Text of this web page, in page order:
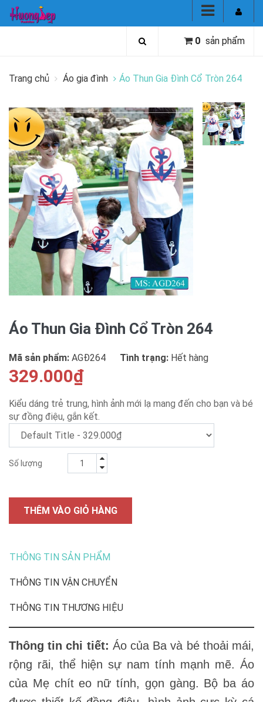
0 sản phẩm
Trang chủ Áo gia đình Áo Thun Gia Đình Cổ Tròn 264
Áo Thun Gia Đình Cổ Tròn 264
Mã sản phẩm: AGÐ264 Tình trạng: Hết hàng
329.000₫
Kiểu dáng trẻ trung, hình ảnh mới lạ mang đến cho bạn và bé
sự đồng điệu, gắn kết.
Số lượng
THÊM VÀO GIỎ HÀNG
THÔNG TIN SẢN PHẨM
THÔNG TIN VẬN CHUYỂN
THÔNG TIN THƯƠNG HIỆU
Thông tin chi tiết: Áo của Ba và bé thoải mái,
rộng rãi, thể hiện sự nam tính mạnh mẽ. Áo
của Mẹ chít eo nữ tính, gọn gàng. Bộ ba áo